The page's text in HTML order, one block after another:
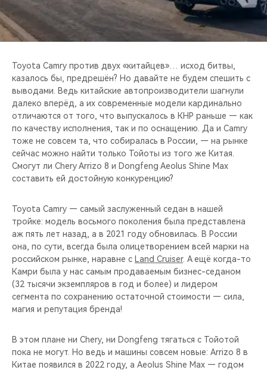
CHERY И СПОРТ
НАШИ МЕРОПРИЯТИЯ
ВИДЕООБЗОРЫ
Toyota Camry против двух «китайцев»… исход битвы,
казалось бы, предрешён? Но давайте не будем спешить с
выводами. Ведь китайские автопроизводители шагнули
далеко вперёд, а их современные модели кардинально
отличаются от того, что выпускалось в КНР раньше — как
по качеству исполнения, так и по оснащению. Да и Camry
тоже не совсем та, что собиралась в России, — на рынке
сейчас можно найти только Тойоты из того же Китая.
Смогут ли Chery Arrizo 8 и Dongfeng Aeolus Shine Max
составить ей достойную конкуренцию?
Toyota Camry — самый заслуженный седан в нашей
тройке: модель восьмого поколения была представлена
аж пять лет назад, а в 2021 году обновилась. В России
она, по сути, всегда была олицетворением всей марки на
российском рынке, наравне с Land Cruiser. А ещё когда-то
Камри была у нас самым продаваемым бизнес-седаном
(32 тысячи экземпляров в год и более) и лидером
сегмента по сохранению остаточной стоимости — сила,
магия и репутация бренда!
В этом плане ни Chery, ни Dongfeng тягаться с Тойотой
пока не могут. Но ведь и машины совсем новые: Arrizo 8 в
Китае появился в 2022 году, а Aeolus Shine Max — годом